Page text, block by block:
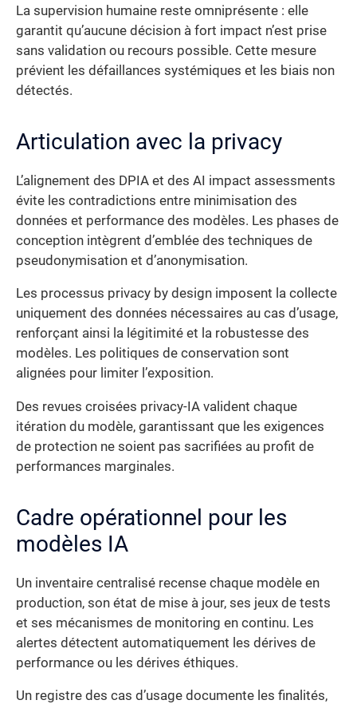
La supervision humaine reste omniprésente : elle
garantit qu’aucune décision à fort impact n’est prise
sans validation ou recours possible. Cette mesure
prévient les défaillances systémiques et les biais non
détectés.
Articulation avec la privacy
L’alignement des DPIA et des AI impact assessments
évite les contradictions entre minimisation des
données et performance des modèles. Les phases de
conception intègrent d’emblée des techniques de
pseudonymisation et d’anonymisation.
Les processus privacy by design imposent la collecte
uniquement des données nécessaires au cas d’usage,
renforçant ainsi la légitimité et la robustesse des
modèles. Les politiques de conservation sont
alignées pour limiter l’exposition.
Des revues croisées privacy-IA valident chaque
itération du modèle, garantissant que les exigences
de protection ne soient pas sacrifiées au profit de
performances marginales.
Cadre opérationnel pour les
modèles IA
Un inventaire centralisé recense chaque modèle en
production, son état de mise à jour, ses jeux de tests
et ses mécanismes de monitoring en continu. Les
alertes détectent automatiquement les dérives de
performance ou les dérives éthiques.
Un registre des cas d’usage documente les finalités,